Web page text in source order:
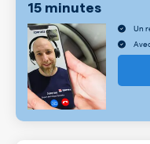
15 minutes
Un